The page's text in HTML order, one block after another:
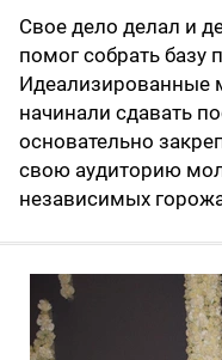
Свое дело делал и
помог собрать базу
Идеализированные
начинали сдавать
основательно
свою аудиторию
независимых